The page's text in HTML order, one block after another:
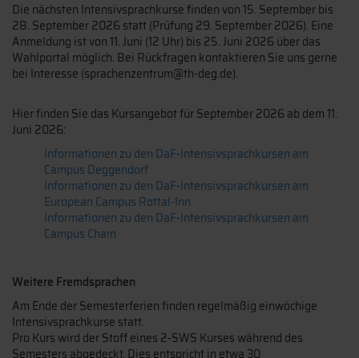
Die nächsten Intensivsprachkurse finden von 15. September bis
28. September 2026 statt (Prüfung 29. September 2026). Eine
Anmeldung ist von 11. Juni (12 Uhr) bis 25. Juni 2026 über das
Wahlportal möglich. Bei Rückfragen kontaktieren Sie uns gerne
bei Interesse (sprachenzentrum@th-deg.de).
Hier finden Sie das Kursangebot für September 2026 ab dem 11.
Juni 2026:
Informationen zu den DaF-Intensivsprachkursen am
Campus Deggendorf
Informationen zu den DaF-Intensivsprachkursen am
European Campus Rottal-Inn
Informationen zu den DaF-Intensivsprachkursen am
Campus Cham
Weitere Fremdsprachen
Am Ende der Semesterferien finden regelmäßig einwöchige
Intensivsprachkurse statt.
Pro Kurs wird der Stoff eines 2-SWS Kurses während des
Semesters abgedeckt. Dies entspricht in etwa 30